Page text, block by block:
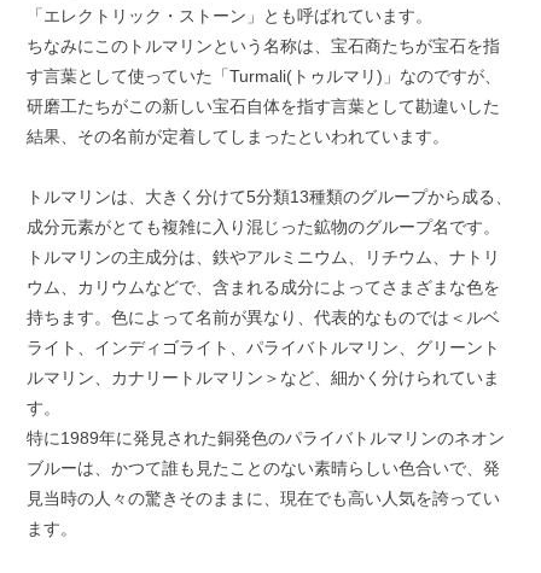
「エレクトリック・ストーン」とも呼ばれています。
ちなみにこのトルマリンという名称は、宝石商たちが宝石を指
す言葉として使っていた「Turmali(トゥルマリ)」なのですが、
研磨工たちがこの新しい宝石自体を指す言葉として勘違いした
結果、その名前が定着してしまったといわれています。
トルマリンは、大きく分けて5分類13種類のグループから成る、
成分元素がとても複雑に入り混じった鉱物のグループ名です。
トルマリンの主成分は、鉄やアルミニウム、リチウム、ナトリ
ウム、カリウムなどで、含まれる成分によってさまざまな色を
持ちます。色によって名前が異なり、代表的なものでは＜ルベ
ライト、インディゴライト、パライバトルマリン、グリーント
ルマリン、カナリートルマリン＞など、細かく分けられていま
す。
特に1989年に発見された銅発色のパライバトルマリンのネオン
ブルーは、かつて誰も見たことのない素晴らしい色合いで、発
見当時の人々の驚きそのままに、現在でも高い人気を誇ってい
ます。